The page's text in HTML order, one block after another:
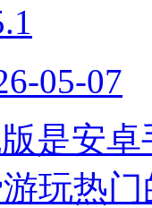
05-07
是安
玩热